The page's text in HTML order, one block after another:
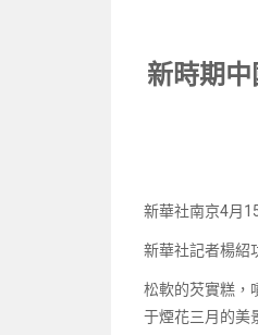
新時期
新華社南京4月
新華社記者楊紹
松軟的芡實糕，
于煙花三月的美